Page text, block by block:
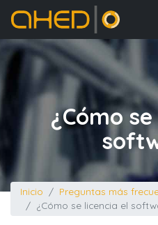
Inicio
¿Cómo
Inicio
Preguntas más
¿Cómo se licencia el